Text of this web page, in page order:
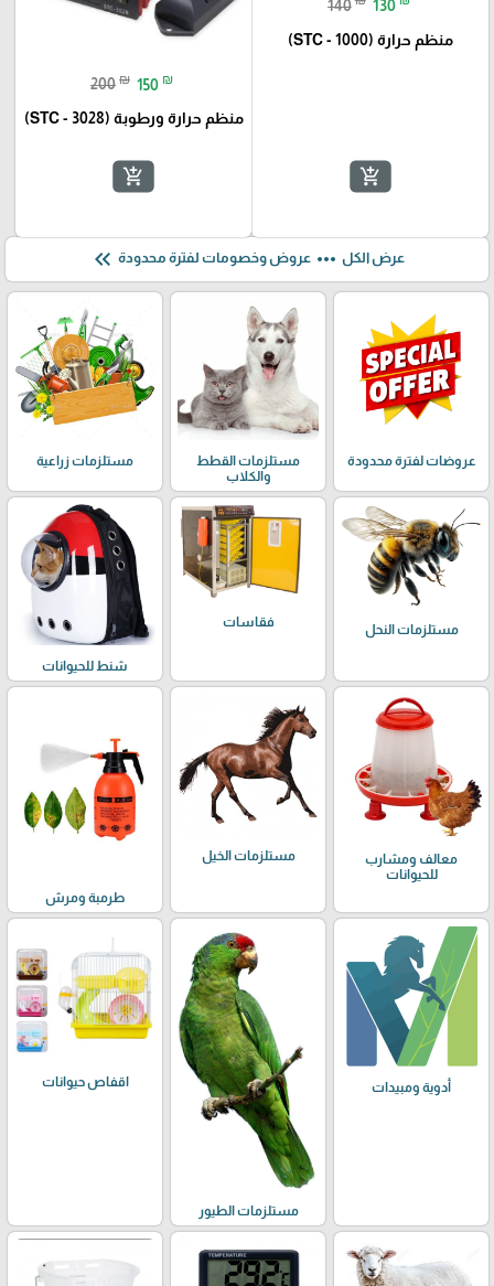
140 130
منظم حرارة (STC - 1000)
add_shopping_cart
200 ₪ 150 ₪
منظم حرارة ورطوبة (STC - 3028)
add_shopping_cart
عرض الكل more_horiz عروض وخصومات لفترة محدودة keyboard_double_arrow_left
عروضات لفترة محدودة
مستلزمات القطط
والكلاب
مستلزمات زراعية
مستلزمات النحل
فقاسات
شنط للحيوانات
معالف ومشارب
للحيوانات
مستلزمات الخيل
طرمبة ومرش
أدوية ومبيدات
مستلزمات الطيور
اقفاص حيوانات